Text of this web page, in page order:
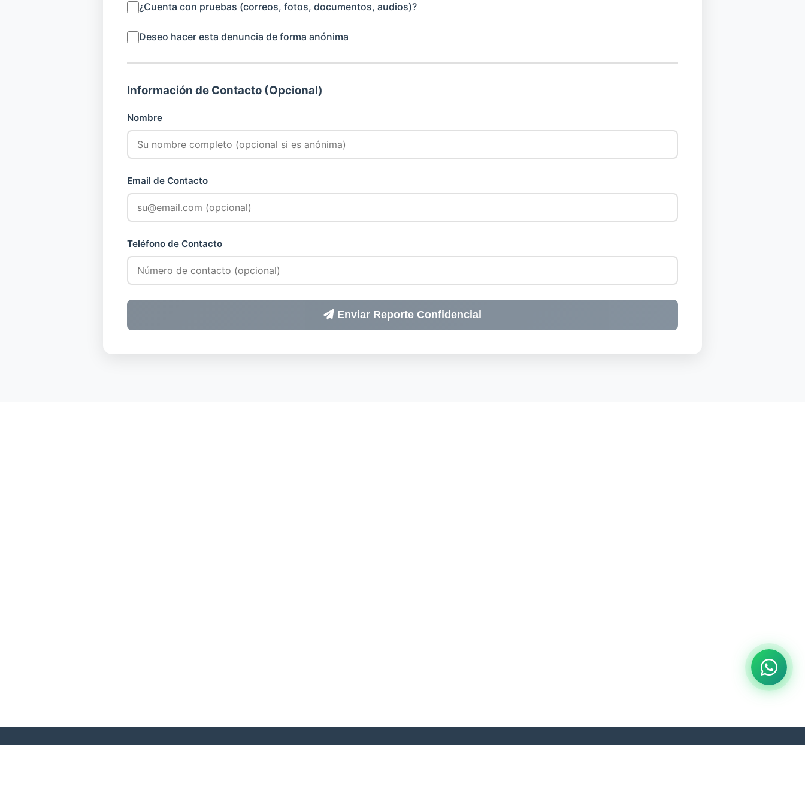
¿Cuenta con pruebas (correos, fotos, documentos, audios)?
Deseo hacer esta denuncia de forma anónima
Información de Contacto (Opcional)
Nombre
Email de Contacto
Teléfono de Contacto
Enviar Reporte Confidencial